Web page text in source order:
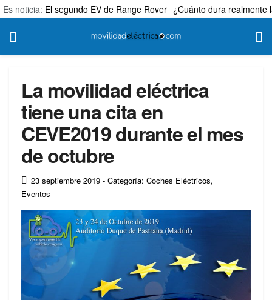
Es noticia: El segundo EV de Range Rover ¿Cuánto dura realmente
La movilidad eléctrica
tiene una cita en
CEVE2019 durante el mes
de octubre
23 septiembre 2019 - Categoría: Coches Eléctricos,
Eventos